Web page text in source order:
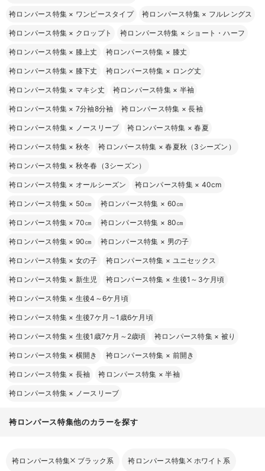
袴ロンパース特集 × ワンピースタイプ 袴ロンパース特集 × フルレングス
袴ロンパース特集 × クロップト 袴ロンパース特集 × ショート・ハーフ
袴ロンパース特集 × 膝上丈 袴ロンパース特集 × 膝丈
袴ロンパース特集 × 膝下丈 袴ロンパース特集 × ロング丈
袴ロンパース特集 × マキシ丈 袴ロンパース特集 × 半袖
袴ロンパース特集 × 7分袖8分袖 袴ロンパース特集 ×長袖
袴ロンパース特集 × ノースリーブ 袴ロンパース特集 ×春夏
袴ロンパース特集 × 秋冬 袴ロンパース特集 ×春夏秋（3シーズン）
袴ロンパース特集 × 秋冬春（3シーズン）
袴ロンパース特集 × オールシーズン 袴ロンパース特集 × 40cm
袴ロンパース特集 × 50㎝ 袴ロンパース特集 × 60㎝
袴ロンパース特集 × 70㎝ 袴ロンパース特集 × 80㎝
袴ロンパース特集 × 90㎝ 袴ロンパース特集 × 男の子
袴ロンパース特集 × 女の子 袴ロンパース特集 × ユニセックス
袴ロンパース特集 × 新生児 袴ロンパース特集 × 生後1～3ケ月頃
袴ロンパース特集 × 生後4～6ケ月頃
袴ロンパース特集 × 生後7ケ月～1歳6ケ月頃
袴ロンパース特集 × 生後1歳7ケ月～2歳頃 袴ロンパース特集 × 被り
袴ロンパース特集 × 横開き 袴ロンパース特集 × 前開き
袴ロンパース特集 × 長袖 袴ロンパース特集 ×半袖
袴ロンパース特集 × ノースリーブ
袴ロンパース特集他のカラーを探す
袴ロンパース特集 ブラック系 袴ロンパース特集 ホワイト系